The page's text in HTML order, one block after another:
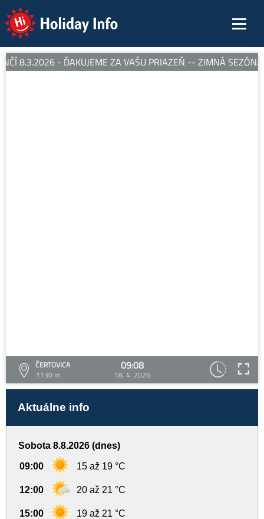
Holiday Info
8.3.2026 - ĎAKUJEME ZA VAŠU PRIAZEŇ -- ZIMNÁ SEZÓNA
ČERTOVICA
1130 m
09:08
18. 4. 2026
Aktuálne info
Sobota 8.8.2026 (dnes)
09:00 15 až 19 °C
12:00 20 až 21 °C
15:00 19 až 21 °C